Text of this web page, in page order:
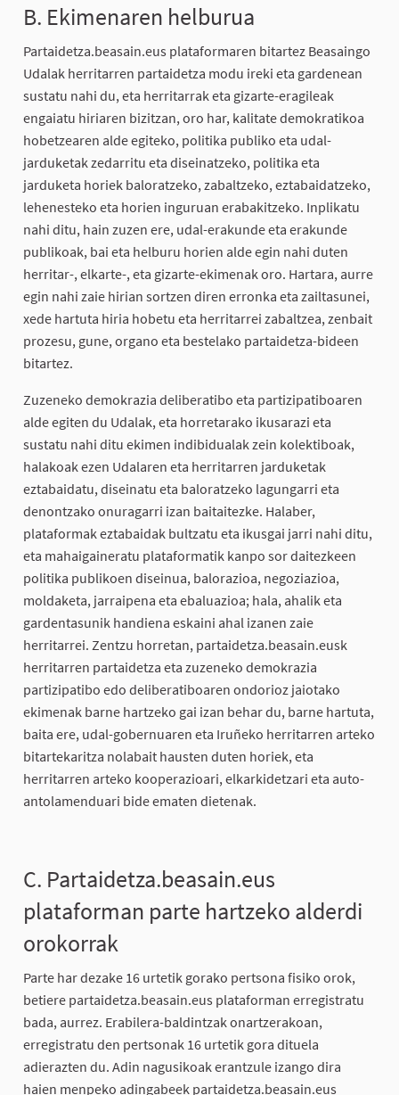
B. Ekimenaren helburua
Partaidetza.beasain.eus plataformaren bitartez Beasaingo
Udalak herritarren partaidetza modu ireki eta gardenean
sustatu nahi du, eta herritarrak eta gizarte-eragileak
engaiatu hiriaren bizitzan, oro har, kalitate demokratikoa
hobetzearen alde egiteko, politika publiko eta udal-
jarduketak zedarritu eta diseinatzeko, politika eta
jarduketa horiek baloratzeko, zabaltzeko, eztabaidatzeko,
lehenesteko eta horien inguruan erabakitzeko. Inplikatu
nahi ditu, hain zuzen ere, udal-erakunde eta erakunde
publikoak, bai eta helburu horien alde egin nahi duten
herritar-, elkarte-, eta gizarte-ekimenak oro. Hartara, aurre
egin nahi zaie hirian sortzen diren erronka eta zailtasunei,
xede hartuta hiria hobetu eta herritarrei zabaltzea, zenbait
prozesu, gune, organo eta bestelako partaidetza-bideen
bitartez.
Zuzeneko demokrazia deliberatibo eta partizipatiboaren
alde egiten du Udalak, eta horretarako ikusarazi eta
sustatu nahi ditu ekimen indibidualak zein kolektiboak,
halakoak ezen Udalaren eta herritarren jarduketak
eztabaidatu, diseinatu eta baloratzeko lagungarri eta
denontzako onuragarri izan baitaitezke. Halaber,
plataformak eztabaidak bultzatu eta ikusgai jarri nahi ditu,
eta mahaigaineratu plataformatik kanpo sor daitezkeen
politika publikoen diseinua, balorazioa, negoziazioa,
moldaketa, jarraipena eta ebaluazioa; hala, ahalik eta
gardentasunik handiena eskaini ahal izanen zaie
herritarrei. Zentzu horretan, partaidetza.beasain.eusk
herritarren partaidetza eta zuzeneko demokrazia
partizipatibo edo deliberatiboaren ondorioz jaiotako
ekimenak barne hartzeko gai izan behar du, barne hartuta,
baita ere, udal-gobernuaren eta Iruñeko herritarren arteko
bitartekaritza nolabait hausten duten horiek, eta
herritarren arteko kooperazioari, elkarkidetzari eta auto-
antolamenduari bide ematen dietenak.
C. Partaidetza.beasain.eus
plataforman parte hartzeko alderdi
orokorrak
Parte har dezake 16 urtetik gorako pertsona fisiko orok,
betiere partaidetza.beasain.eus plataforman erregistratu
bada, aurrez. Erabilera-baldintzak onartzerakoan,
erregistratu den pertsonak 16 urtetik gora dituela
adierazten du. Adin nagusikoak erantzule izango dira
haien menpeko adingabeek partaidetza.beasain.eus